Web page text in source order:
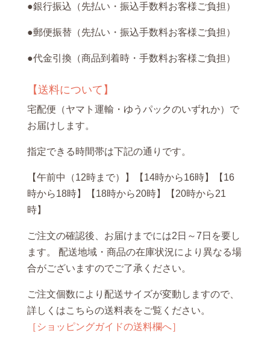
●銀行振込（先払い・振込手数料お客様ご負担）
●郵便振替（先払い・振込手数料お客様ご負担）
●代金引換（商品到着時・手数料お客様ご負担）
【送料について】
宅配便（ヤマト運輸・ゆうパックのいずれか）で
お届けします。
指定できる時間帯は下記の通りです。
【午前中（12時まで）】【14時から16時】【16
時から18時】【18時から20時】【20時から21
時】
ご注文の確認後、お届けまでには2日～7日を要し
ます。 配送地域・商品の在庫状況により異なる場
合がございますのでご了承ください。
ご注文個数により配送サイズが変動しますので、
詳しくはこちらの送料表をご覧ください。
［ショッピングガイドの送料欄へ］